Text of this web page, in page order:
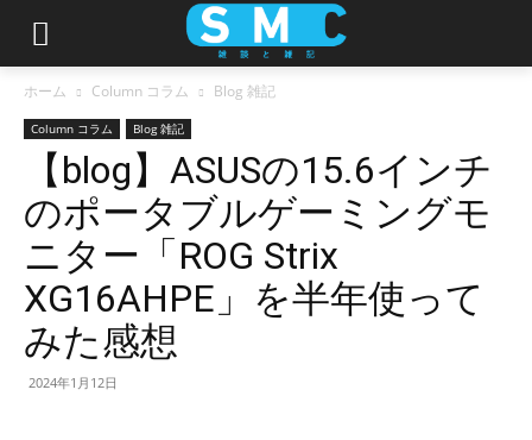
ホーム Column コラム Blog 雑記
Column コラム Blog 雑記
【blog】ASUSの15.6インチ
のポータブルゲーミングモ
ニター「ROG Strix
XG16AHPE」を半年使って
みた感想
2024年1月12日